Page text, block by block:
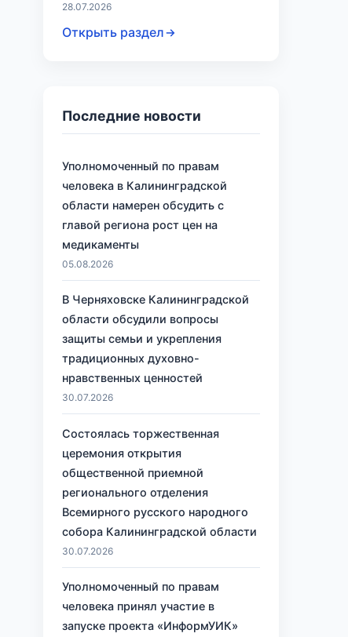
28.07.2026
Открыть раздел
Последние новости
Уполномоченный по правам
человека в Калининградской
области намерен обсудить с
главой региона рост цен на
медикаменты
05.08.2026
В Черняховске Калининградской
области обсудили вопросы
защиты семьи и укрепления
традиционных духовно-
нравственных ценностей
30.07.2026
Состоялась торжественная
церемония открытия
общественной приемной
регионального отделения
Всемирного русского народного
собора Калининградской области
30.07.2026
Уполномоченный по правам
человека принял участие в
запуске проекта «ИнформУИК»